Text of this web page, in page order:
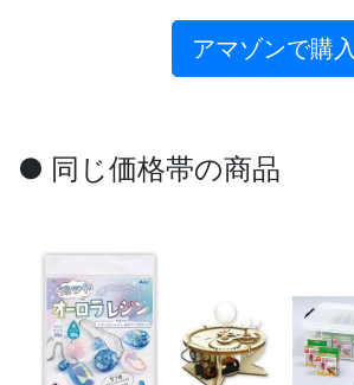
アマゾンで購入
● 同じ価格帯の商品